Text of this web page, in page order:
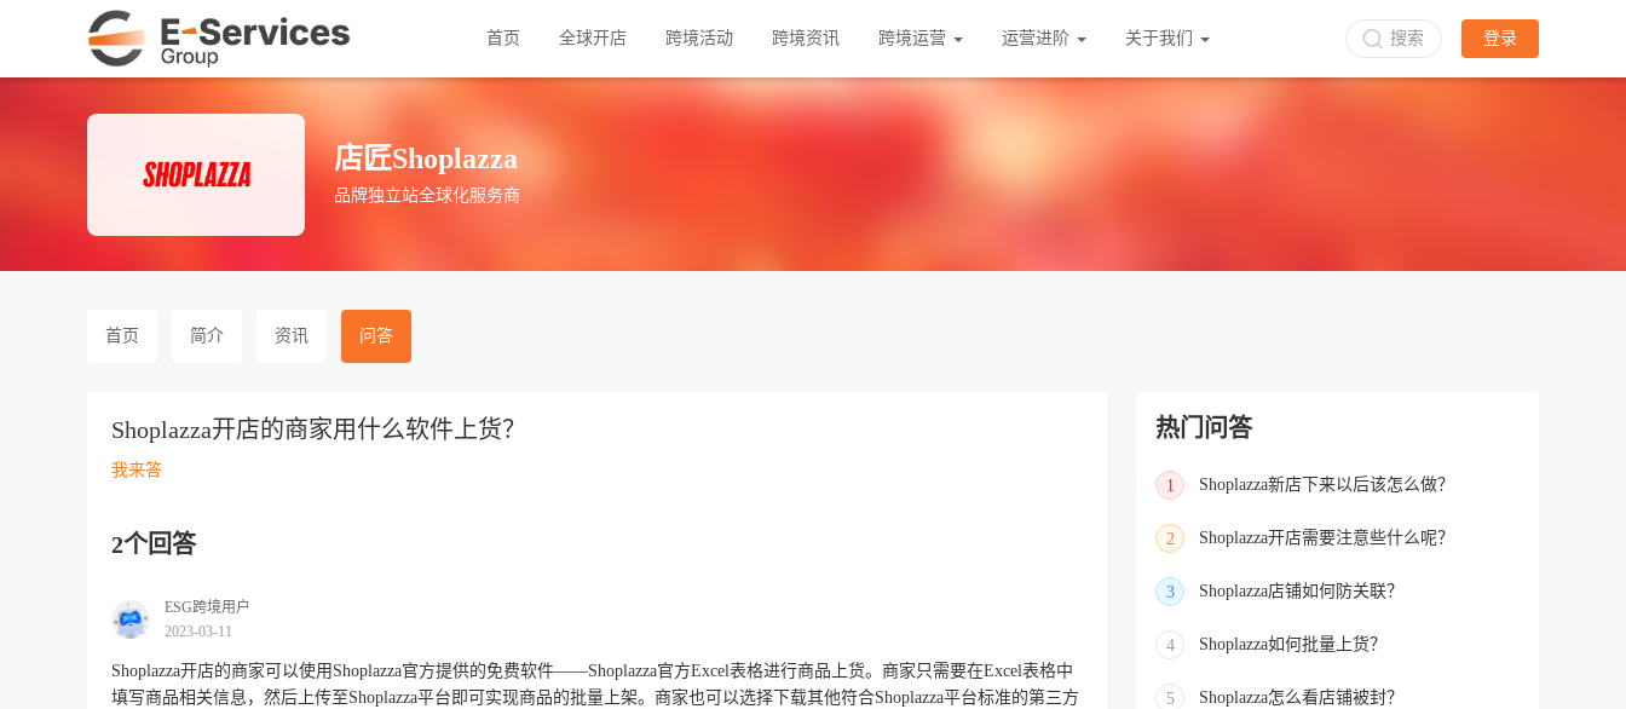
首页 全球开店 跨境活动 跨境资讯 跨境运营 运营进阶 关于我们 搜索 登录
店匠Shoplazza
品牌独立站全球化服务商
首页 简介 资讯 问答
Shoplazza开店的商家用什么软件上货？
我来答
2个回答
ESG跨境用户
2023-03-11
Shoplazza开店的商家可以使用Shoplazza官方提供的免费软件——Shoplazza官方Excel表格进行商品上货。商家只需要在Excel表格中
填写商品相关信息，然后上传至Shoplazza平台即可实现商品的批量上架。商家也可以选择下载其他符合Shoplazza平台标准的第三方
热门问答
1 Shoplazza新店下来以后该怎么做？
2 Shoplazza开店需要注意些什么呢？
3 Shoplazza店铺如何防关联？
4 Shoplazza如何批量上货？
5 Shoplazza怎么看店铺被封？